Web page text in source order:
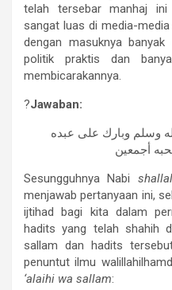
telah tersebar manhaj ini
sangat luas di media-
dengan masuknya
politik praktis dan
membicarakannya.
?Jawaban:
وسلم وبارك على عبده
Sesungguhnya Nabi
menjawab pertanyaan ini,
ijtihad bagi kita dalam
hadits yang telah shahih
sallam dan hadits
penuntut ilmu
‘alaihi wa sallam: